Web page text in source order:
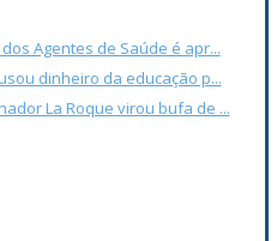
Agentes de Saúde é apr...
dinheiro da educação p...
La Roque virou bufa de ...